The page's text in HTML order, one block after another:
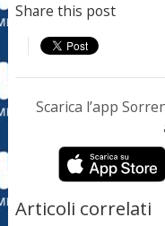
Share this post
Scarica l’app
Articoli correlati